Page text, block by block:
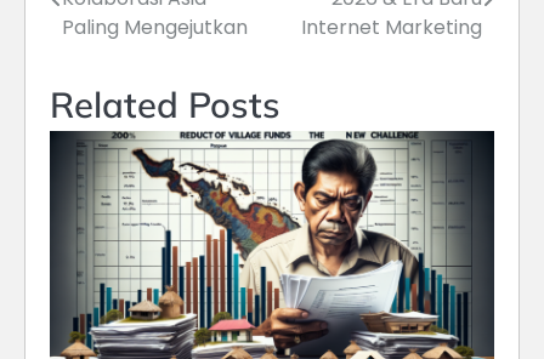
pos
Paling Mengejutkan
Internet Marketing
Related Posts